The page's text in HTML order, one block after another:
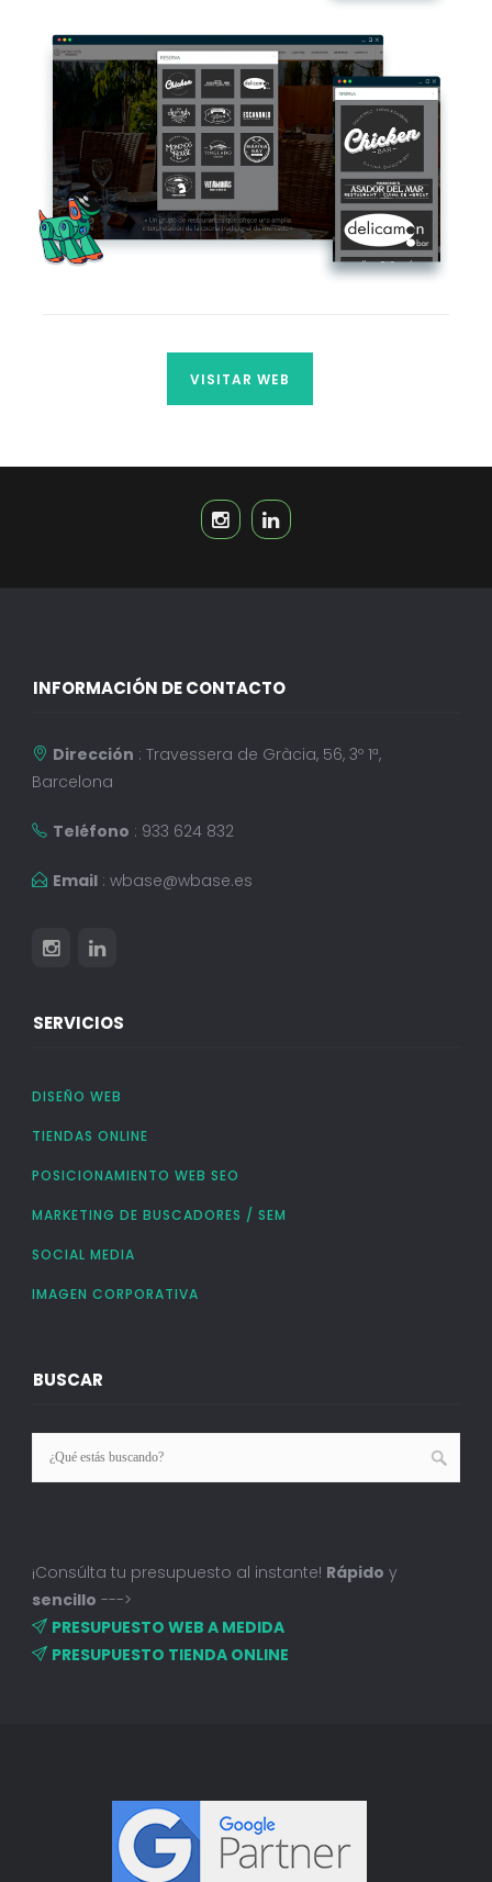
VISITAR WEB
INFORMACIÓN DE CONTACTO
Dirección : Travessera de Gràcia, 56, 3º 1ª,
Barcelona
Teléfono : 933 624 832
Email: wbase@wbase.es
SERVICIOS
DISEÑO WEB
TIENDAS ONLINE
POSICIONAMIENTO WEB SEO
MARKETING DE BUSCADORES / SEM
SOCIAL MEDIA
IMAGEN CORPORATIVA
BUSCAR
¡Consúlta tu presupuesto al instante! Rápido y
sencillo --->
PRESUPUESTO WEB A MEDIDA
PRESUPUESTO TIENDA ONLINE